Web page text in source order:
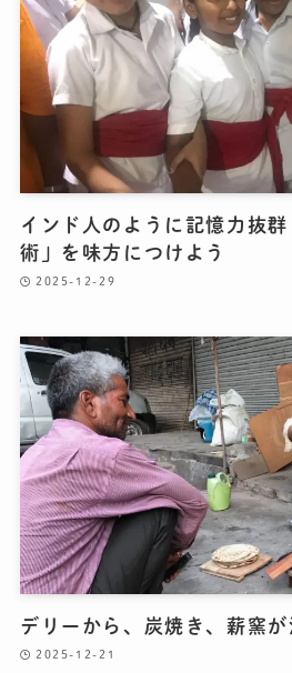
インド人のように記憶力抜
術」を味方につけよう
2025-12-29
デリーから、炭焼き、薪窯が
2025-12-21